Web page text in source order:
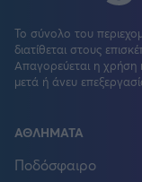
Το σύνολο του
διατίθεται στους
Απαγορεύεται η χρήση
μετά ή άνευ
ΑΘΛΗΜΑΤΑ
Ποδόσφαιρο